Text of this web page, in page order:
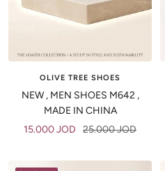
OLIVE TREE SHOES
NEW , MEN SHOES M642 ,
MADE IN CHINA
Sale
15.000 JOD
Regular
25.000 JOD